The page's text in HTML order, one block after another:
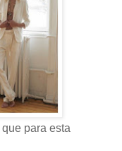
que para esta